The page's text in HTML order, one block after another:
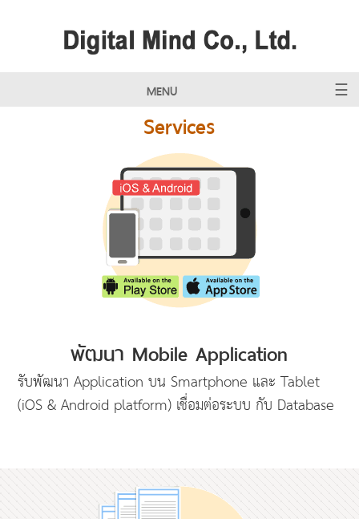
MENU
Services
พัฒนา Mobile Application
รับพัฒนา Application บน Smartphone และ Tablet
(iOS & Android platform) เชื่อมต่อระบบ กับ Database